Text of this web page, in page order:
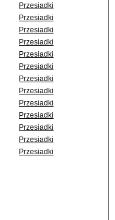
Przesiadki
Przesiadki
Przesiadki
Przesiadki
Przesiadki
Przesiadki
Przesiadki
Przesiadki
Przesiadki
Przesiadki
Przesiadki
Przesiadki
Przesiadki